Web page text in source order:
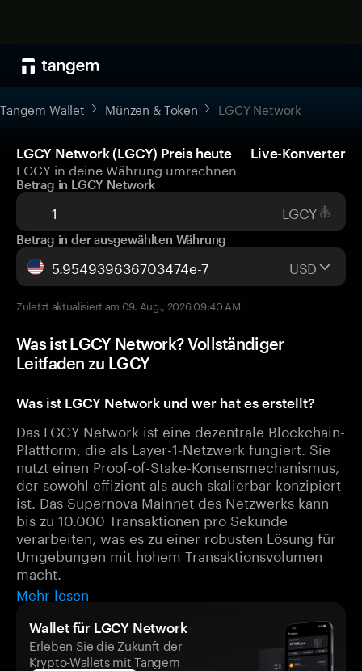
Tangem Wallet Münzen & Token LGCY Network
LGCY Network (LGCY) Preis heute — Live-Konverter
LGCY in deine Währung umrechnen
Betrag in LGCY Network
LGCY
Betrag in der ausgewählten Währung
USD
Zuletzt aktualisiert am 09. Aug., 2026 09:40 AM
Was ist LGCY Network? Vollständiger
Leitfaden zu LGCY
Was ist LGCY Network und wer hat es erstellt?
Das LGCY Network ist eine dezentrale Blockchain-
Plattform, die als Layer-1-Netzwerk fungiert. Sie
nutzt einen Proof-of-Stake-Konsensmechanismus,
der sowohl effizient als auch skalierbar konzipiert
ist. Das Supernova Mainnet des Netzwerks kann
bis zu 10.000 Transaktionen pro Sekunde
verarbeiten, was es zu einer robusten Lösung für
Umgebungen mit hohem Transaktionsvolumen
macht.
Mehr lesen
Wallet für LGCY Network
Erleben Sie die Zukunft der
Krypto-Wallets mit Tangem